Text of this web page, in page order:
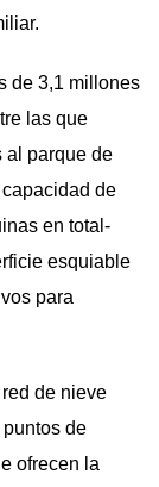
de 3,1 millones
las que
al parque de
de
en total-
esquiable
para
de nieve
de
ofrecen la